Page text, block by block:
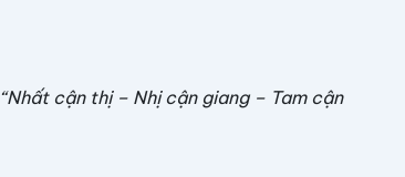
“Nhất cận thị – Nhị cận giang – Tam cận